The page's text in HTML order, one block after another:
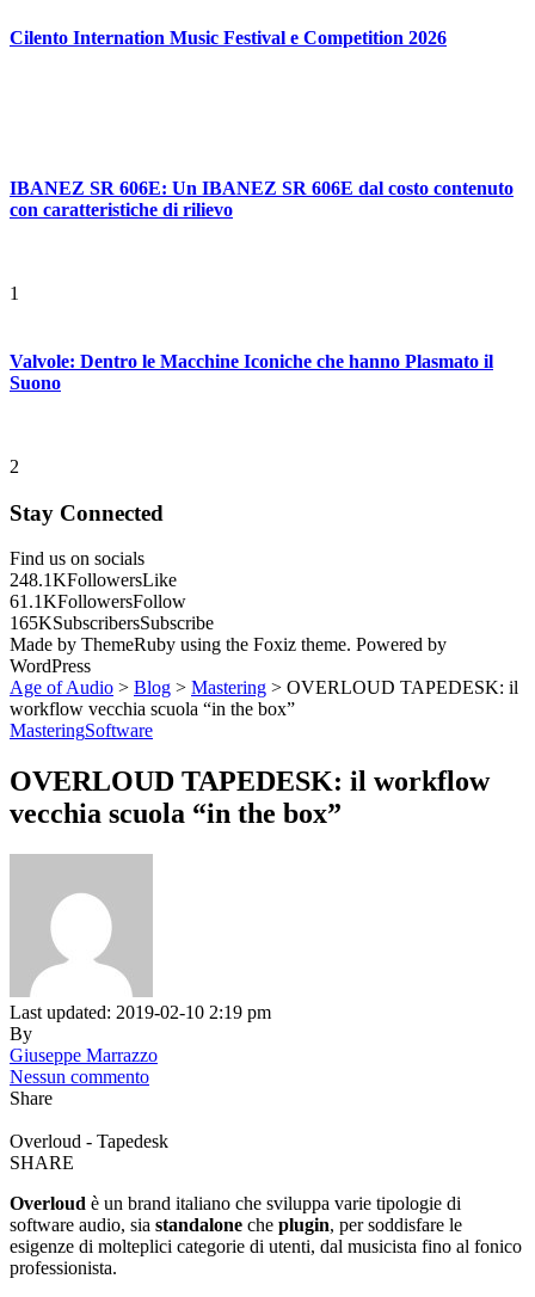
Cilento Internation Music Festival e Competition 2026
IBANEZ SR 606E: Un IBANEZ SR 606E dal costo contenuto
con caratteristiche di rilievo
1
Valvole: Dentro le Macchine Iconiche che hanno Plasmato il
Suono
2
Stay Connected
Find us on socials
248.1KFollowersLike
61.1KFollowersFollow
165KSubscribersSubscribe
Made by ThemeRuby using the Foxiz theme. Powered by
WordPress
Age of Audio > Blog > Mastering > OVERLOUD TAPEDESK: il
workflow vecchia scuola “in the box”
MasteringSoftware
OVERLOUD TAPEDESK: il workflow
vecchia scuola “in the box”
Last updated: 2019-02-10 2:19 pm
By
Giuseppe Marrazzo
Nessun commento
Share
Overloud - Tapedesk
SHARE
Overloud è un brand italiano che sviluppa varie tipologie di
software audio, sia standalone che plugin, per soddisfare le
esigenze di molteplici categorie di utenti, dal musicista fino al fonico
professionista.